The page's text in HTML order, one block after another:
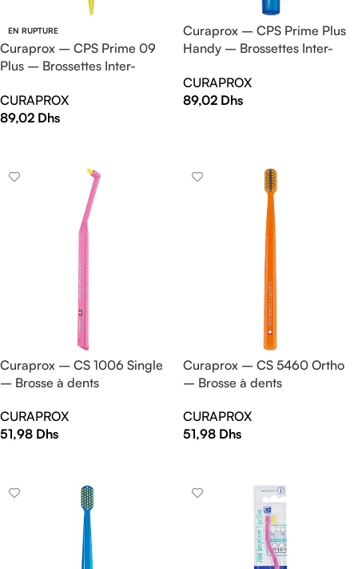
EN RUPTURE
Curaprox – CPS Prime 09
Plus – Brossettes Inter-
CURAPROX
89,02 Dhs
Curaprox – CPS Prime Plus
Handy – Brossettes Inter-
CURAPROX
89,02 Dhs
Curaprox – CS 1006 Single
– Brosse à dents
CURAPROX
51,98 Dhs
Curaprox – CS 5460 Ortho
– Brosse à dents
CURAPROX
51,98 Dhs